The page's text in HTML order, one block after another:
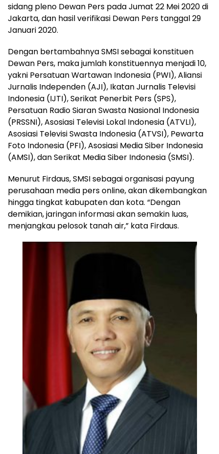
sidang pleno Dewan Pers pada Jumat 22 Mei 2020 di
Jakarta, dan hasil verifikasi Dewan Pers tanggal 29
Januari 2020.
Dengan bertambahnya SMSI sebagai konstituen
Dewan Pers, maka jumlah konstituennya menjadi 10,
yakni Persatuan Wartawan Indonesia (PWI), Aliansi
Jurnalis Independen (AJI), Ikatan Jurnalis Televisi
Indonesia (IJTI), Serikat Penerbit Pers (SPS),
Persatuan Radio Siaran Swasta Nasional Indonesia
(PRSSNI), Asosiasi Televisi Lokal Indonesia (ATVLI),
Asosiasi Televisi Swasta Indonesia (ATVSI), Pewarta
Foto Indonesia (PFI), Asosiasi Media Siber Indonesia
(AMSI), dan Serikat Media Siber Indonesia (SMSI).
Menurut Firdaus, SMSI sebagai organisasi payung
perusahaan media pers online, akan dikembangkan
hingga tingkat kabupaten dan kota. “Dengan
demikian, jaringan informasi akan semakin luas,
menjangkau pelosok tanah air,” kata Firdaus.